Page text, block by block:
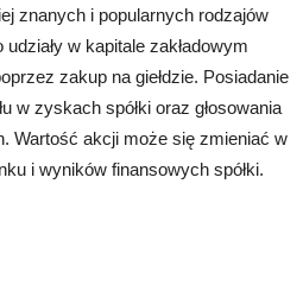
znanych i popularnych rodzajów
w kapitale zakładowym
zakup na giełdzie. Posiadanie
w zyskach spółki oraz głosowania
Wartość akcji może się zmieniać w
i wyników finansowych spółki.